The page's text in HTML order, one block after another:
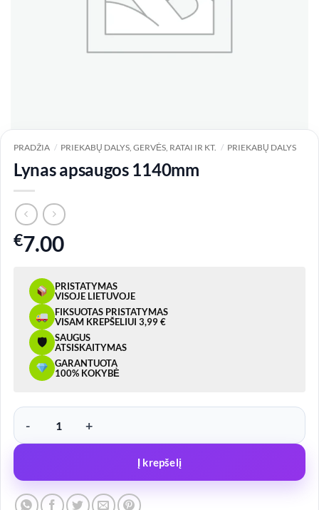
PRADŽIA / PRIEKABŲ DALYS, GERVĖS, RATAI IR KT. / PRIEKABŲ DALYS
Lynas apsaugos 1140mm
€7.00
PRISTATYMAS
VISOJE LIETUVOJE
FIKSUOTAS PRISTATYMAS
VISAM KREPŠELIUI 3,99 €
🛡
SAUGUS
ATSISKAITYMAS
GARANTUOTA
100% KOKYBĖ
produkto kiekis: Lynas apsaugos 1140mm
Į krepšelį